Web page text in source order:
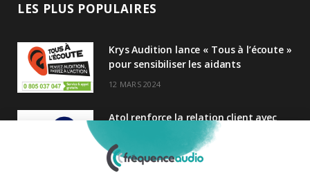
LES PLUS POPULAIRES
Krys Audition lance « Tous à l’écoute »
pour sensibiliser les aidants
12 MARS 2024
Atol renforce la relation client avec
une nouvelle campagne axée sur la
satisfaction
25 FÉVRIER 2025